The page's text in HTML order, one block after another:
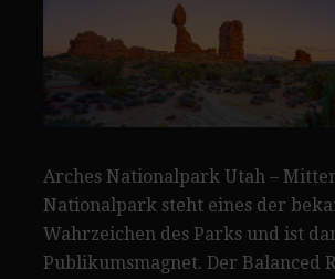
Arches Nationalpark Utah –
Nationalpark steht eines der
Wahrzeichen des Parks und ist
Publikumsmagnet. Der Balanced